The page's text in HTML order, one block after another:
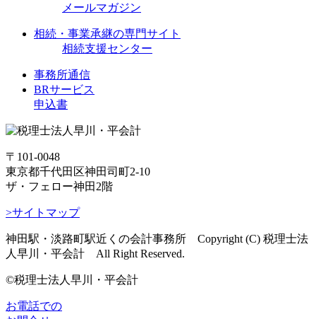
メールマガジン
相続・事業承継の専門サイト
相続支援センター
事務所通信
BRサービス
申込書
〒101-0048
東京都千代田区神田司町2-10
ザ・フェロー神田2階
>サイトマップ
神田駅・淡路町駅近くの会計事務所 Copyright (C) 税理士法
人早川・平会計 All Right Reserved.
©税理士法人早川・平会計
お電話での